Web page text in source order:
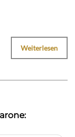
Weiterlesen